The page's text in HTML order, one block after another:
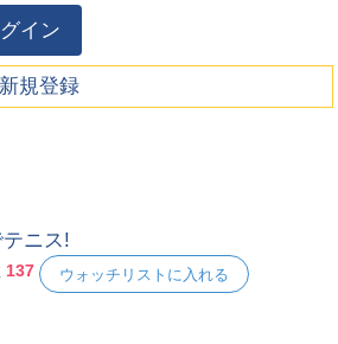
イン
規登録
ニス!
137 ウォッチリストに入れる